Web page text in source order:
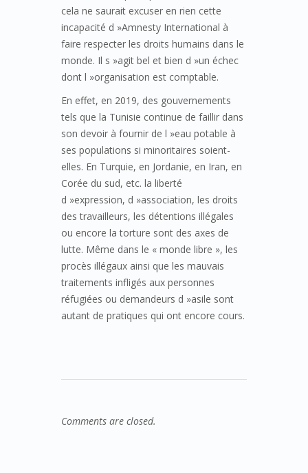
cela ne saurait excuser en rien cette
incapacité d »Amnesty International à
faire respecter les droits humains dans le
monde. Il s »agit bel et bien d »un échec
dont l »organisation est comptable.
En effet, en 2019, des gouvernements
tels que la Tunisie continue de faillir dans
son devoir à fournir de l »eau potable à
ses populations si minoritaires soient-
elles. En Turquie, en Jordanie, en Iran, en
Corée du sud, etc. la liberté
d »expression, d »association, les droits
des travailleurs, les détentions illégales
ou encore la torture sont des axes de
lutte. Même dans le « monde libre », les
procès illégaux ainsi que les mauvais
traitements infligés aux personnes
réfugiées ou demandeurs d »asile sont
autant de pratiques qui ont encore cours.
Comments are closed.